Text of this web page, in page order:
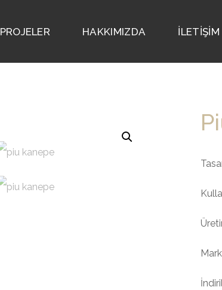
PROJELER HAKKIMIZDA İLETİŞİM